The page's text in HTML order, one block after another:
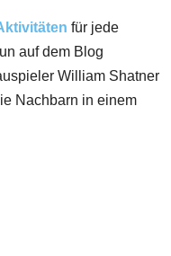
für jede
auf dem Blog
William Shatner
Nachbarn in einem